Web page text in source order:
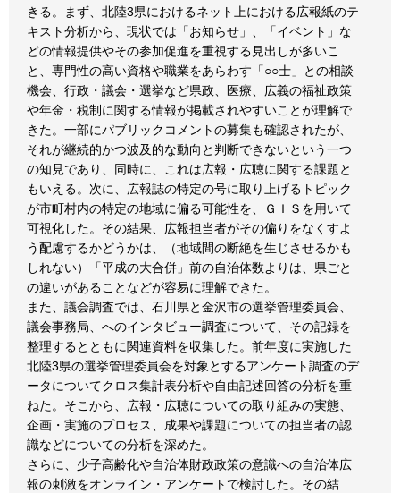
きる。まず、北陸3県におけるネット上における広報紙のテ
キスト分析から、現状では「お知らせ」、「イベント」な
どの情報提供やその参加促進を重視する見出しが多いこ
と、専門性の高い資格や職業をあらわす「○○士」との相談
機会、行政・議会・選挙など県政、医療、広義の福祉政策
や年金・税制に関する情報が掲載されやすいことが理解で
きた。一部にパブリックコメントの募集も確認されたが、
それが継続的かつ波及的な動向と判断できないという一つ
の知見であり、同時に、これは広報・広聴に関する課題と
もいえる。次に、広報誌の特定の号に取り上げるトピック
が市町村内の特定の地域に偏る可能性を、ＧＩＳを用いて
可視化した。その結果、広報担当者がその偏りをなくすよ
う配慮するかどうかは、（地域間の断絶を生じさせるかも
しれない）「平成の大合併」前の自治体数よりは、県ごと
の違いがあることなどが容易に理解できた。
また、議会調査では、石川県と金沢市の選挙管理委員会、
議会事務局、へのインタビュー調査について、その記録を
整理するとともに関連資料を収集した。前年度に実施した
北陸3県の選挙管理委員会を対象とするアンケート調査のデ
ータについてクロス集計表分析や自由記述回答の分析を重
ねた。そこから、広報・広聴についての取り組みの実態、
企画・実施のプロセス、成果や課題についての担当者の認
識などについての分析を深めた。
さらに、少子高齢化や自治体財政政策の意識への自治体広
報の刺激をオンライン・アンケートで検討した。その結